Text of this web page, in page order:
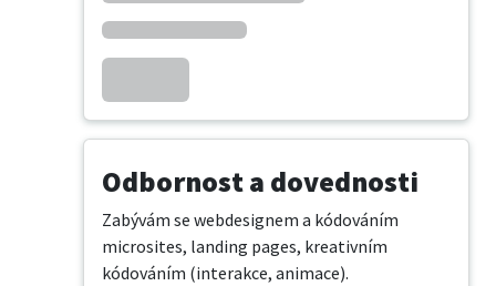
Odbornost a dovednosti
Zabývám se webdesignem a kódováním
microsites, landing pages, kreativním
kódováním (interakce, animace).